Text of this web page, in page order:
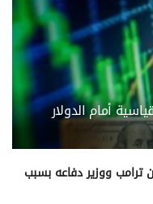
أمام الدولار
ووزير دفاعه بسبب